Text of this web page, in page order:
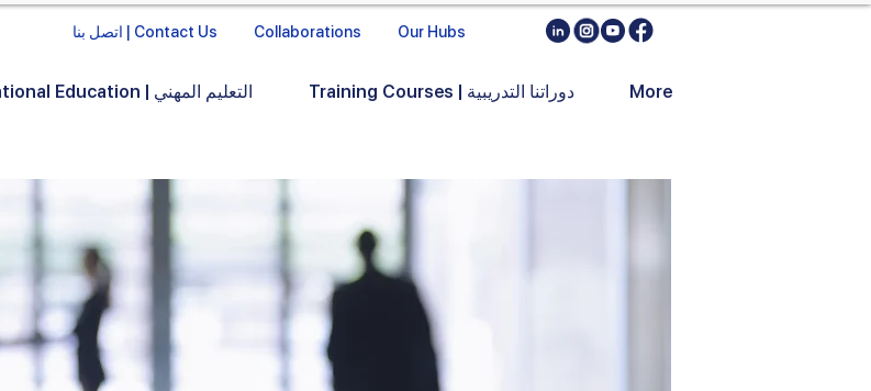
اتصل بنا | Contact Us Collaborations Our Hubs
Vocational Education | التعليم المهني Training Courses | دوراتنا التدريبية More